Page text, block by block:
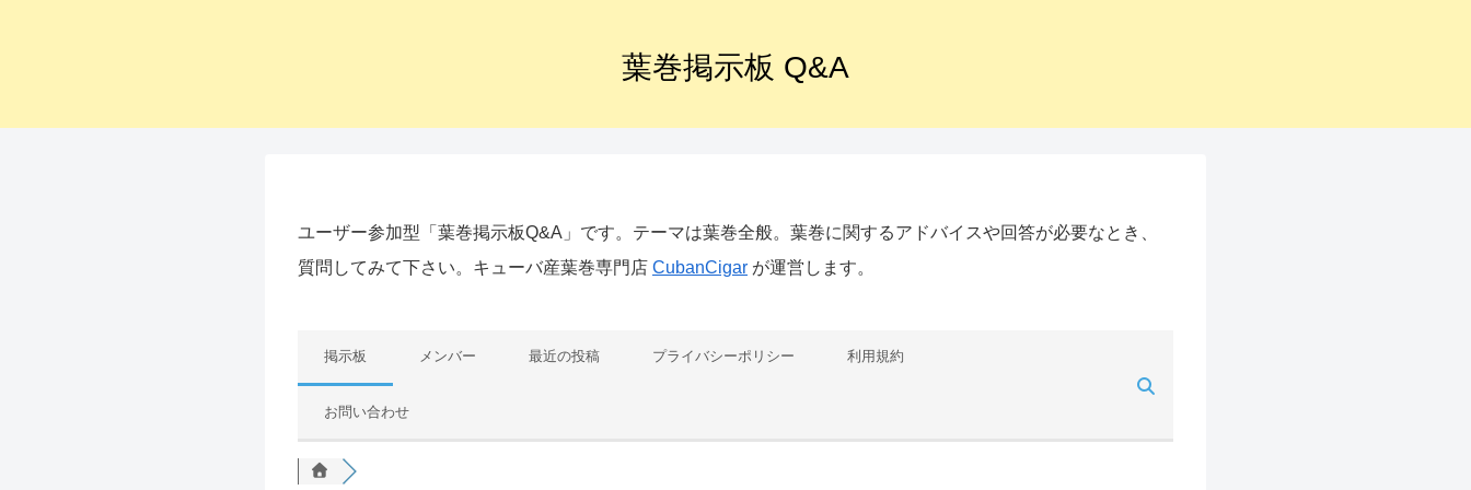
葉巻掲示板 Q&A
ユーザー参加型「葉巻掲示板Q&A」です。テーマは葉巻全般。葉巻に関するアドバイスや回答が必要なとき、
質問してみて下さい。キューバ産葉巻専門店 CubanCigar が運営します。
掲示板 メンバー 最近の投稿 プライバシーポリシー 利用規約
お問い合わせ